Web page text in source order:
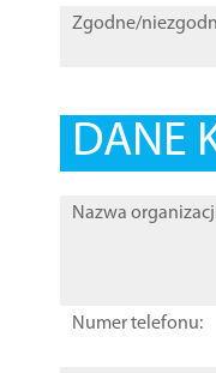
Zgodne/
DANE
Nazwa
Numer telefonu: